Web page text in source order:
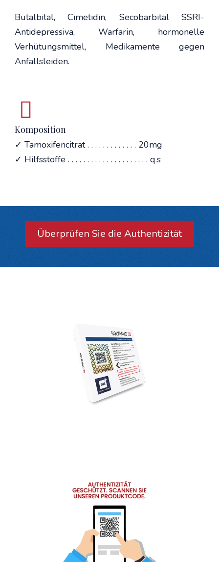
Butalbital, Cimetidin, Secobarbital SSRI-
Antidepressiva, Warfarin, hormonelle
Verhütungsmittel, Medikamente gegen
Anfallsleiden.
Komposition
✓ Tamoxifencitrat . . . . . . . . . . . . . 20mg
✓ Hilfsstoffe . . . . . . . . . . . . . . . . . . . . . q.s
Überprüfen Sie die Authentizität